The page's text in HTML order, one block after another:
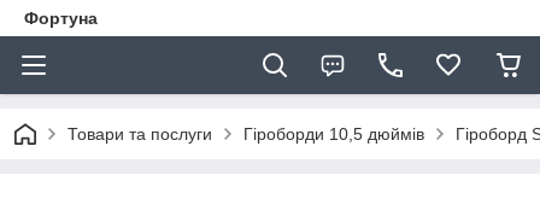
Фортуна
Товари та послуги Гіроборди 10,5 дюймів Гіроборд